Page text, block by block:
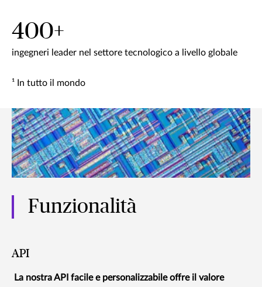
400+
ingegneri leader nel settore tecnologico a livello globale
¹ In tutto il mondo
Funzionalità
API
La nostra API facile e personalizzabile offre il valore